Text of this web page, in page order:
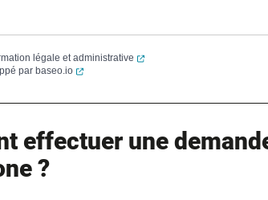
légale et administrative
(ouverture dans un nouvel
par baseo.io (ouverture dans un nouvel onglet)
effectuer une
?